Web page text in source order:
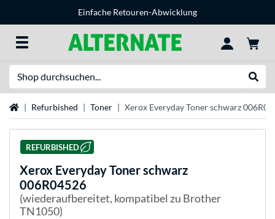
Einfache Retouren-Abwicklung
StartseiteRefurbished Toner Xerox Everyday Toner schwarz
REFURBISHED
Xerox Everyday Toner schwarz
006R04526
(wiederaufbereitet, kompatibel zu Brother
TN1050)